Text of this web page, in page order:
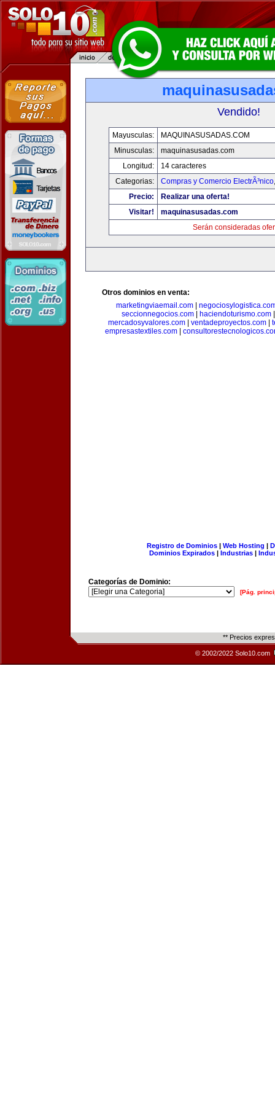
Vendido!
Mayusculas:
MAQUINASUSADAS.COM
Minusculas:
maquinasusadas.com
Longitud:
14 caracteres
Categorias:
Compras y Comercio ElectrÃ³nico
Precio:
Realizar una oferta!
Visitar!
maquinasusadas.com
Serán consideradas
Otros dominios en venta:
marketingviaemail.com|
seccionnegocios.com
haciendoturismo.com
mercadosyvalores.com| ventadeproyectos.com|
empresastextiles.com|
Registro de Dominios| Web Hosting |
Dominios Expirados | Industrias |
Categorías de Dominio:
[Pág.
** Precios
© 2002/2022 Solo10.com